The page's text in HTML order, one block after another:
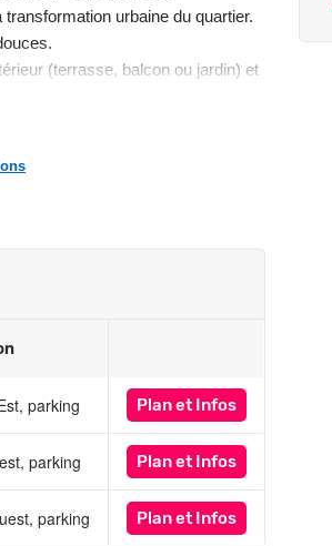
urbaine du quartier.
(terrasse, balcon ou jardin) et
tout confort,
auxquels ce bien est exposé
parking Planet Infos
parking Planet Infos
parking Planet Infos